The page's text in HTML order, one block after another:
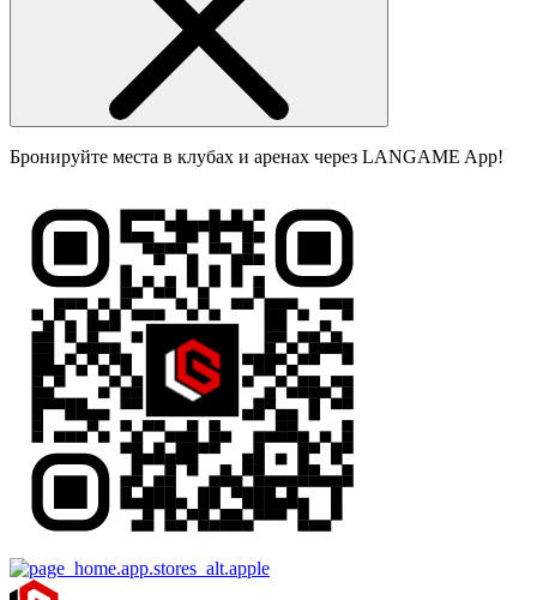
Бронируйте места в клубах и аренах через LANGAME App!